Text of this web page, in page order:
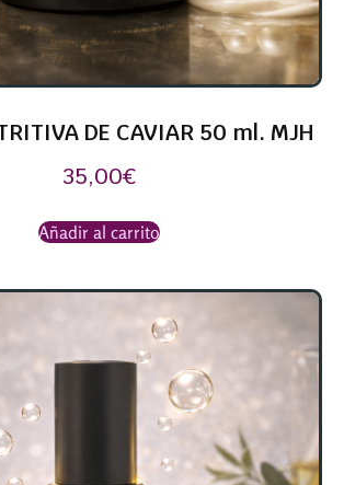
DE CAVIAR 50 ml. MJH
35,00€
Añadir al carrito